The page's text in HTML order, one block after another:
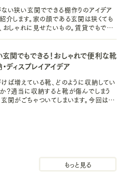
い狭い玄関でできる棚作りのアイデア
介します。家の顔である玄関は狭くても
おしゃれに見せたいもの。賃貸でもでき
関でもできる！おしゃれで便利な靴
ディスプレイアイデア
ば増えている靴、どのように収納してい
？適当に収納すると靴が傷んでしまう
玄関がごちゃついてしまいます。今回はそ
玄関収納